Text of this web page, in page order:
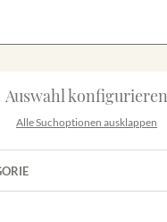
Auswahl konfigurieren
Alle Suchoptionen ausklappen